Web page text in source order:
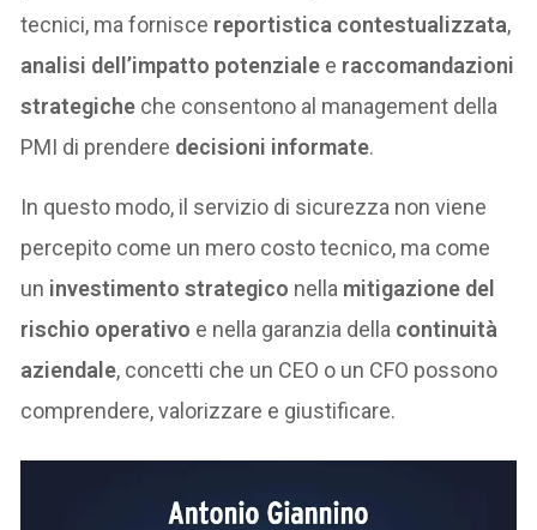
tecnici, ma fornisce reportistica contestualizzata,
analisi dell’impatto potenziale e raccomandazioni
strategiche che consentono al management della
PMI di prendere decisioni informate.
In questo modo, il servizio di sicurezza non viene
percepito come un mero costo tecnico, ma come
un investimento strategico nella mitigazione del
rischio operativo e nella garanzia della continuità
aziendale, concetti che un CEO o un CFO possono
comprendere, valorizzare e giustificare.